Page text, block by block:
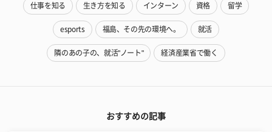
仕事を知る 生き方を知る インターン 資格 留学
esports 福島、その先の環境へ。 就活
隣のあの子の、就活"ノート" 経済産業省で働く
おすすめの記事